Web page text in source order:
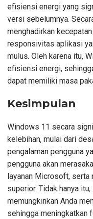
efisiensi energi yang
versi sebelumnya.
menghadirkan
responsivitas aplikasi
mulus. Oleh karena itu,
efisiensi energi,
dapat memiliki masa
Kesimpulan
Windows 11 secara
kelebihan, mulai dari
pengalaman pengguna
pengguna akan
layanan Microsoft, serta
superior. Tidak hanya
memungkinkan Anda
sehingga meningkatkan